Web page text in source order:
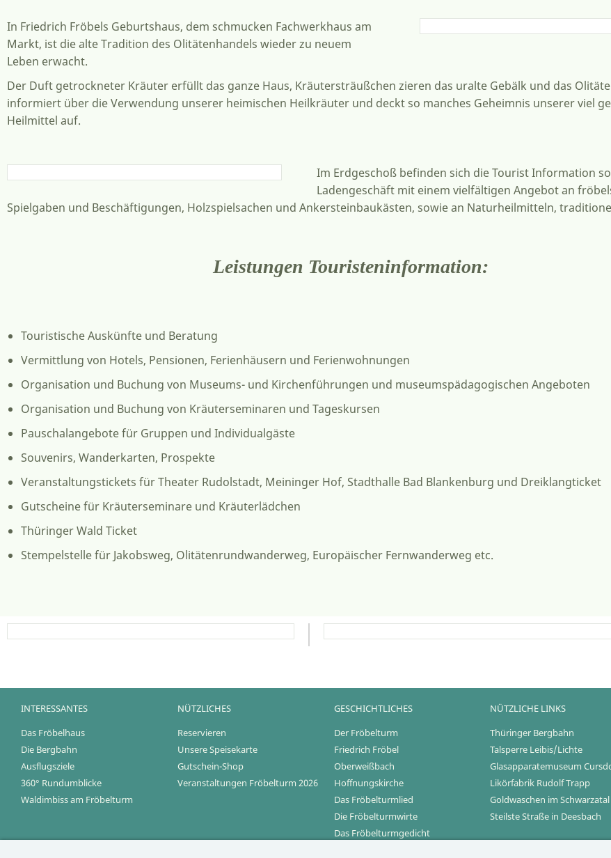
In Friedrich Fröbels Geburtshaus, dem schmucken Fachwerkhaus am
Markt, ist die alte Tradition des Olitäten­handels wieder zu neuem
Leben erwacht.
Der Duft getrockneter Kräuter erfüllt das ganze Haus, Kräutersträußchen zieren das uralte Gebälk und das
informiert über die Verwendung unserer heimischen Heilkräuter und deckt so manches Geheimnis unserer viel
Heilmittel auf.
Im Erdgeschoß befinden sich die Tourist Information
Ladengeschäft mit einem vielfältigen Angebot an
Spielgaben und Beschäftigungen, Holzspielsachen und Ankersteinbaukästen, sowie an Naturheilmitteln,
Leistungen Touristeninformation:
Touristische Auskünfte und Beratung
Vermittlung von Hotels, Pensionen, Ferienhäusern und Ferienwohnungen
Organisation und Buchung von Museums- und Kirchenführungen und museumspädagogischen Angeboten
Organisation und Buchung von Kräuterseminaren und Tageskursen
Pauschalangebote für Gruppen und Individualgäste
Souvenirs, Wanderkarten, Prospekte
Veranstaltungstickets für Theater Rudolstadt, Meininger Hof, Stadthalle Bad Blankenburg und Dreiklangticket
Gutscheine für Kräuterseminare und Kräuterlädchen
Thüringer Wald Ticket
Stempelstelle für Jakobsweg, Olitätenrundwanderweg, Europäischer Fernwanderweg etc.
INTERESSANTES
Das Fröbelhaus
Die Bergbahn
Ausflugsziele
360° Rundumblicke
Waldimbiss am Fröbelturm
NÜTZLICHES
Reservieren
Unsere Speisekarte
Gutschein-Shop
Veranstaltungen Fröbelturm 2026
GESCHICHTLICHES
Der Fröbelturm
Friedrich Fröbel
Oberweißbach
Hoffnungskirche
Das Fröbelturmlied
Die Fröbelturmwirte
Das Fröbelturmgedicht
NÜTZLICHE LINKS
Thüringer Bergbahn
Talsperre Leibis/Lichte
Glasapparatemuseum
Likörfabrik Rudolf Trapp
Goldwaschen im Schwarzatal
Steilste Straße in Deesbach